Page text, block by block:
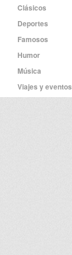
Clásicos
Deportes
Famosos
Humor
Música
Viajes y eventos